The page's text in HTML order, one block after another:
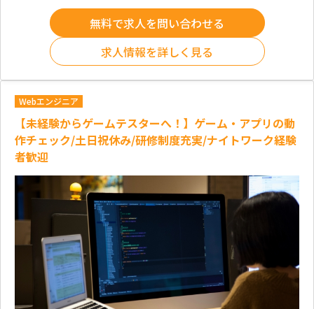
無料で求人を問い合わせる
求人情報を詳しく見る
Webエンジニア
【未経験からゲームテスターへ！】ゲーム・アプリの動
作チェック/土日祝休み/研修制度充実/ナイトワーク経験
者歓迎